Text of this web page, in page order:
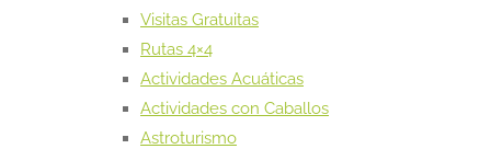
Visitas Gratuitas
Rutas 4×4
Actividades Acuáticas
Actividades con Caballos
Astroturismo